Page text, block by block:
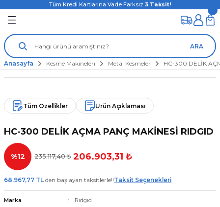
Tüm Kredi Kartlarına Vade Farksız 3 Taksit!
ARA
Anasayfa Kesme Makineleri Metal Kesmeler HC-300 DELİK
Tüm Özellikler Ürün Açıklaması
HC-300 DELİK AÇMA PANÇ MAKİNESİ RIDGID
%12 235.117,40 ₺ 206.903,31 ₺
68.967,77 TL den başlayan taksitlerle!!Taksit Seçenekleri
Marka
Rıdgıd